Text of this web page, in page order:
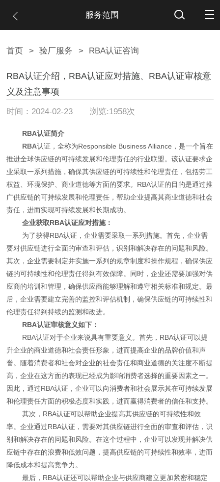
服务范围
首页 > 验厂服务 > RBA认证咨询
RBA认证介绍，RBA认证应对措施、RBA认证审核意
义及注意事项
时间：2024-02-23 浏览:1958次
RBA认证简介
RBA认证，全称为Responsible Business Alliance，是一个旨在
推进全球供应链的可持续发展和伦理责任的行业联盟。该认证要求企
业采取一系列措施，确保其供应链的可持续性和伦理责任，包括劳工
权益、环境保护、商业道德等方面的要求。RBA认证的目的是通过推
广供应链的可持续发展和伦理责任，帮助企业提高其商业道德和社会
责任，进而实现可持续发展和长期成功。
企业获取RBA认证应对措施：
为了获得RBA认证，企业需要采取一系列措施。首先，企业需
要对供应链进行全面的审查和评估，识别和解决存在的问题和风险。
其次，企业需要制定并实施一系列的规章制度和操作规程，确保供应
链的可持续性和伦理责任得到有效保障。同时，企业还需要加强对供
应商的培训和管理，确保供应商能够理解和遵守相关标准和规定。最
后，企业需要建立完善的监控和评估机制，确保供应链的可持续性和
伦理责任得到持续的监测和改进。
RBA认证审核意义如下：
RBA认证对于企业来说具有重要意义。首先，RBA认证可以提
升企业的商业道德和社会责任形象，进而提高企业的品牌价值和声
誉。随着消费者和社会对企业的社会责任和商业道德的关注度不断提
高，企业在这方面的表现已经成为影响消费者选择的重要因素之一。
因此，通过RBA认证，企业可以向消费者和社会展示其在可持续发展
和伦理责任方面的积极态度和实践，进而赢得消费者的信任和支持。
其次，RBA认证可以帮助企业提高其供应链的可持续性和效
率。企业通过RBA认证，需要对其供应链进行全面的审查和评估，识
别和解决存在的问题和风险。在这个过程中，企业可以发现并解决供
应链中存在的浪费和低效问题，提高供应链的可持续性和效率，进而
降低成本和提高竞争力。
最后，RBA认证还可以帮助企业与供应商建立更加紧密和稳定